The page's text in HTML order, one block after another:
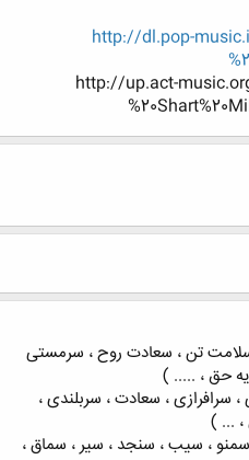
http://dl.pop-
http://up.act-
تن ، سعادت روح ، سرمستی
حق ، ..... )
، سعادت ، سربلندی ،
، ... )
، سیب ، سنجد ، سیر ، سماق ،